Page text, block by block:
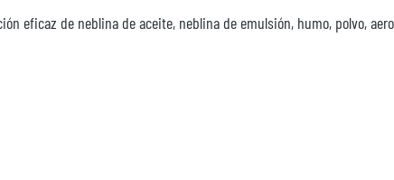
eficaz de neblina de aceite, neblina de emulsión, humo, polvo,